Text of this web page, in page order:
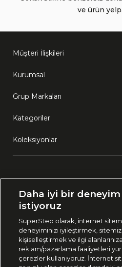
ve ürün
Müşteri İlişkileri
Kurumsal
Grup Markaları
Kategoriler
Koleksiyonlar
🇹🇷 Türkiye
444 37 36
Daha iyi bir
istiyoruz
SuperStep olarak, internet
deneyiminizi iyileştirmek,
kişiselleştirmek ve ilgi
reklam/pazarlama faaliyetleri
çerezler kullanıyoruz. İnternet